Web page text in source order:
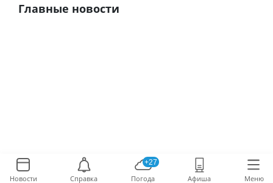
Главные новости
Новости Справка
+27
Погода Афиша Меню